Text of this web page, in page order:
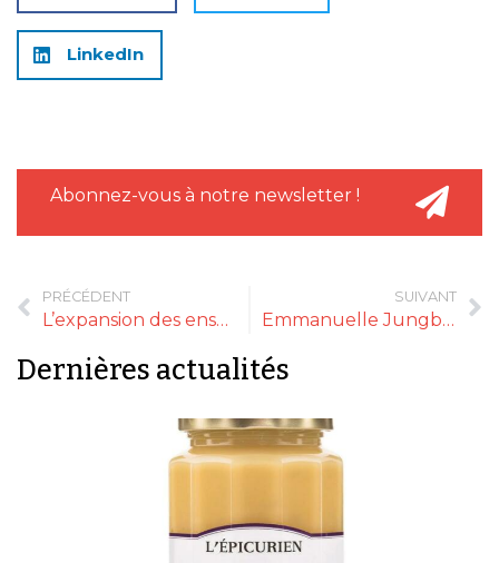
LinkedIn
Abonnez-vous à notre newsletter !
PRÉCÉDENT
L’expansion des enseignes bio reprend
SUIVANT
Emmanuelle Jungblut (Biobleud) : « La RSE est toute notre stratégie »
Dernières actualités